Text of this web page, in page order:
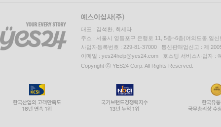
대표 : 김석환, 최세라
주소 : 서울시 영등포구 은행로 11, 5층~6층(여의도동,일신
사업자등록번호 : 229-81-37000 통신판매업신고 : 제
이메일 : yes24help@yes24.com 호스팅 서비스사업자 :
Copyright ⓒ YES24 Corp. All Rights Reserved.